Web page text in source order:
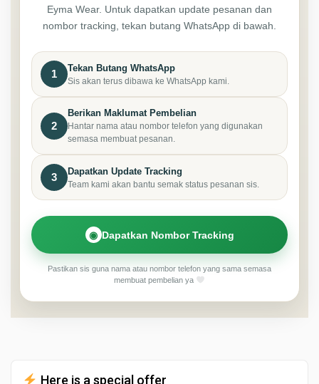
Eyma Wear. Untuk dapatkan update pesanan dan
nombor tracking, tekan butang WhatsApp di bawah.
1 Tekan Butang WhatsApp
Sis akan terus dibawa ke WhatsApp kami.
2
Berikan Maklumat Pembelian
Hantar nama atau nombor telefon yang digunakan
semasa membuat pesanan.
3 Dapatkan Update Tracking
Team kami akan bantu semak status pesanan sis.
◉ Dapatkan Nombor Tracking
Pastikan sis guna nama atau nombor telefon yang sama semasa
membuat pembelian ya
Here is a special offer